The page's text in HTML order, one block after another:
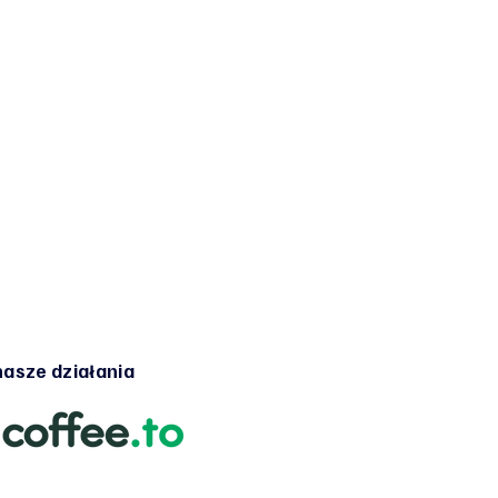
działania